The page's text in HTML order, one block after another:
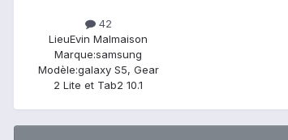
42
LieuEvin Malmaison
Marque:samsung
Modèle:galaxy S5, Gear
2 Lite et Tab2 10.1